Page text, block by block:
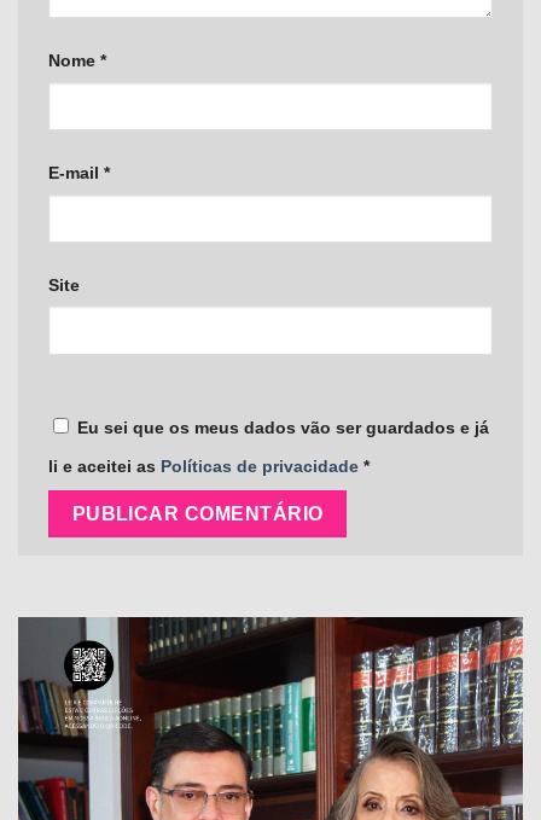
Nome *
E-mail *
Site
Eu sei que os meus dados vão ser guardados e já
li e aceitei as Políticas de privacidade *